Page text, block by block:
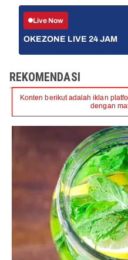
Live Now
OKEZONE LIVE 24 JAM